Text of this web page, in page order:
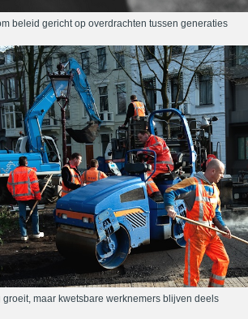
beleid gericht op overdrachten tussen generaties
groeit, maar kwetsbare werknemers blijven deels